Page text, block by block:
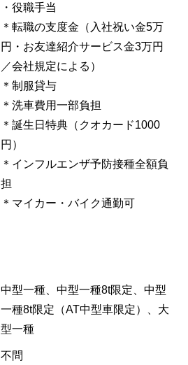
・役職手当
＊転職の支度金（入社祝い金5万
円・お友達紹介サービス金3万円
／会社規定による）
＊制服貸与
＊洗車費用一部負担
＊誕生日特典（クオカード1000
円）
＊インフルエンザ予防接種全額負
担
＊マイカー・バイク通勤可
中型一種、中型一種8t限定、中型
一種8t限定（AT中型車限定）、大
型一種
不問